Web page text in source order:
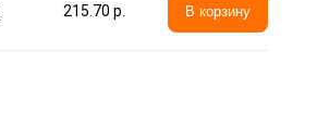
215.70 p. В корзину